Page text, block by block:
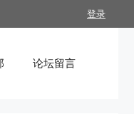
登录
论坛留言